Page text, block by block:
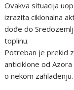
Ovakva situacija
izrazita ciklonalna
dođe do
toplinu.
Potreban je prekid
anticiklone od
o nekom